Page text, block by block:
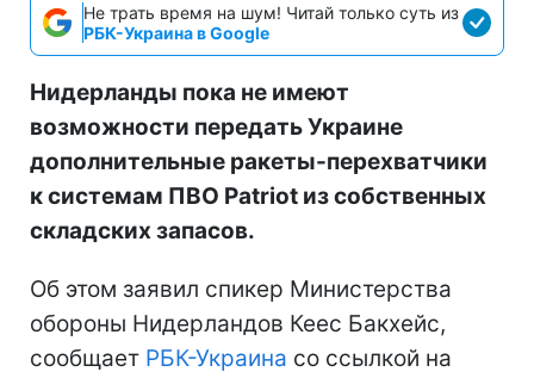
Не трать время на шум! Читай только суть из
РБК-Украина в Google
Нидерланды пока не имеют
возможности передать Украине
дополнительные ракеты-перехватчики
к системам ПВО Patriot из собственных
складских запасов.
Об этом заявил спикер Министерства
обороны Нидерландов Кеес Бакхейс,
сообщает РБК-Украина со ссылкой на